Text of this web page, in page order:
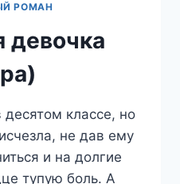
РОМАН
девочка
классе, но
не дав ему
и на долгие
тупую боль. А